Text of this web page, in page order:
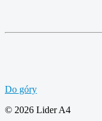
Do góry
© 2026 Lider A4